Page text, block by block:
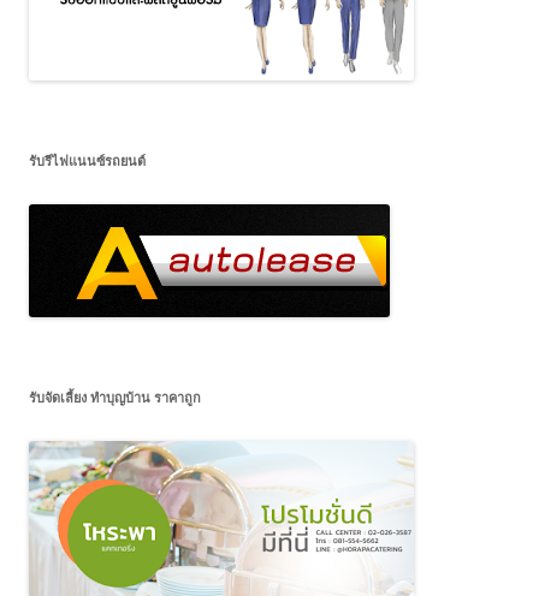
รับรีไฟแนนซ์รถยนต์
รับจัดเลี้ยง ทำบุญบ้าน ราคาถูก